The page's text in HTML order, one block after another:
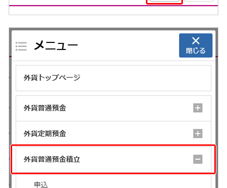
投資信託TOP
証券口座開設
NISA
金銭信託
取扱商品一覧
iDeCo・国民年金基金
iDeCo（個人型確定拠出年金）
WealthNavi for イオン銀行（ロボアドバイザー）
funds
まいクラウドファンディング
ローン
住宅ローン